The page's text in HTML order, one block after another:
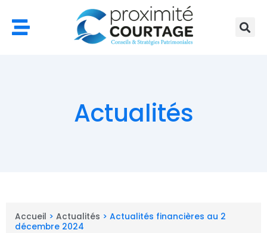
contenu
Actualités
Accueil > Actualités > Actualités financières au 2
décembre 2024